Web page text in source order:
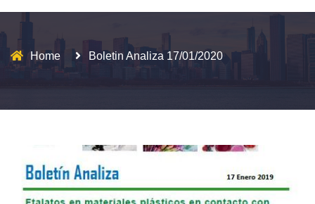
Home Boletin Analiza 17/01/2020